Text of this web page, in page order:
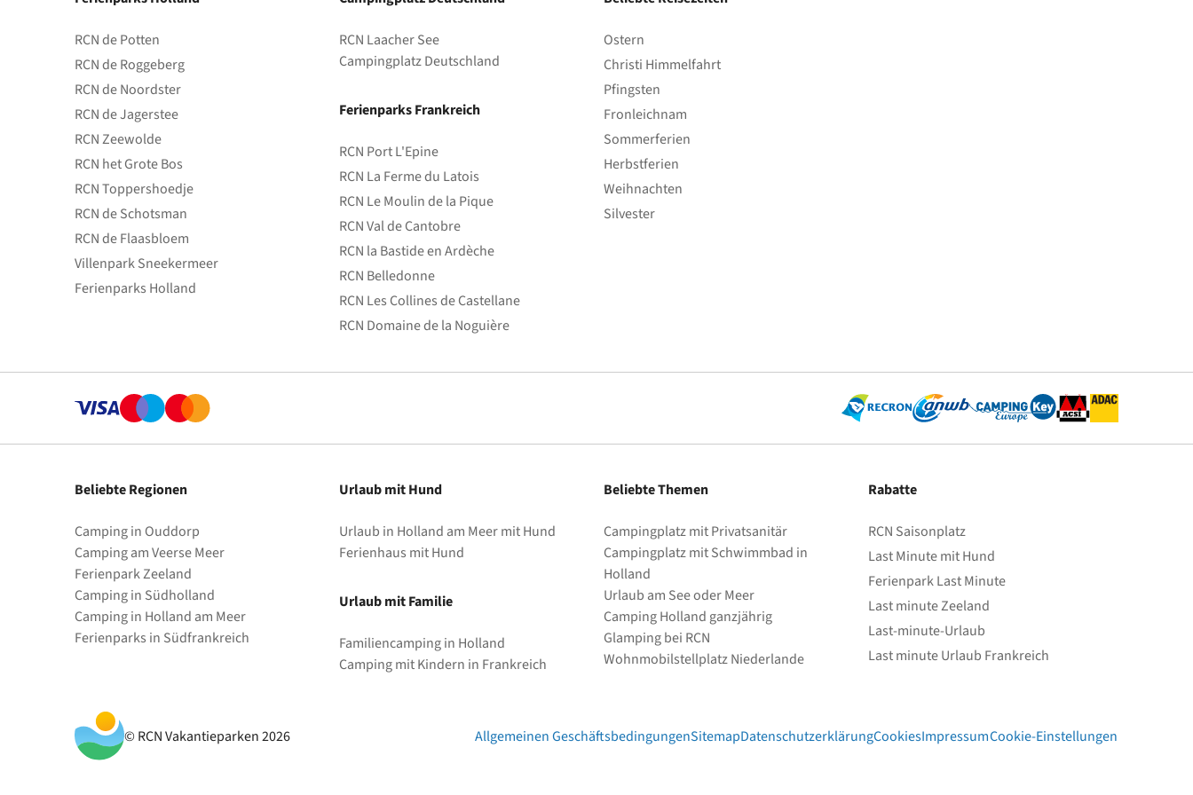
RCN de Potten
RCN de Roggeberg
RCN de Noordster
RCN de Jagerstee
RCN Zeewolde
RCN het Grote Bos
RCN Toppershoedje
RCN de Schotsman
RCN de Flaasbloem
Villenpark Sneekermeer
Ferienparks Holland
RCN Laacher See
Campingplatz Deutschland
Ferienparks Frankreich
RCN Port L'Epine
RCN La Ferme du Latois
RCN Le Moulin de la Pique
RCN Val de Cantobre
RCN la Bastide en Ardèche
RCN Belledonne
RCN Les Collines de Castellane
RCN Domaine de la Noguière
Ostern
Christi Himmelfahrt
Pfingsten
Fronleichnam
Sommerferien
Herbstferien
Weihnachten
Silvester
Beliebte Regionen
Camping in Ouddorp
Camping am Veerse Meer
Ferienpark Zeeland
Camping in Südholland
Camping in Holland am Meer
Ferienparks in Südfrankreich
Urlaub mit Hund
Urlaub in Holland am Meer mit Hund
Ferienhaus mit Hund
Urlaub mit Familie
Familiencamping in Holland
Camping mit Kindern in Frankreich
Beliebte Themen
Campingplatz mit Privatsanitär
Campingplatz mit Schwimmbad in
Holland
Urlaub am See oder Meer
Camping Holland ganzjährig
Glamping bei RCN
Wohnmobilstellplatz Niederlande
Rabatte
RCN Saisonplatz
Last Minute mit Hund
Ferienpark Last Minute
Last minute Zeeland
Last-minute-Urlaub
Last minute Urlaub Frankreich
© RCN Vakantieparken 2026 Allgemeinen GeschäftsbedingungenSitemapDatenschutzerklärungCookiesImpressumCookie-Einstellungen